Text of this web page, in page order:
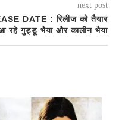
next post
DATE : रिलीज को तैयार
आ रहे गुड्डू भैया और कालीन भैया